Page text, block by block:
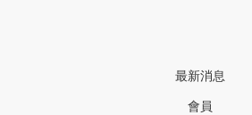
最新消息
會員